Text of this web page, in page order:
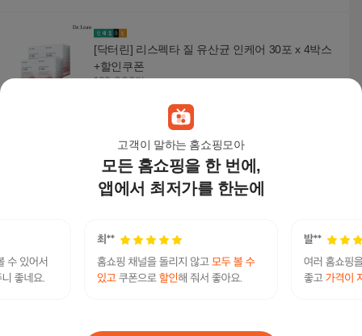
고객이 말하는 홈쇼핑모아
모든 홈쇼핑을 한 번에,
앱에서 최저가를 한눈에
[닥터린] 리스펙타 질 유산균 인케어 30포 x 4박스
+할인쿠폰
128,900원
[두드림] 리스펙타 질 건강 생유산균 30캡슐 (1개월
분)
62,000원
여에스더 닥터에스더 리스펙타 질유산균 30캡슐 x